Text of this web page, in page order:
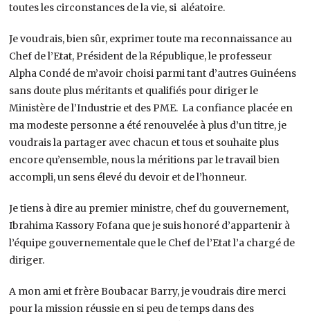
toutes les circonstances de la vie, si aléatoire.
Je voudrais, bien sûr, exprimer toute ma reconnaissance au
Chef de l’Etat, Président de la République, le professeur
Alpha Condé de m’avoir choisi parmi tant d’autres Guinéens
sans doute plus méritants et qualifiés pour diriger le
Ministère de l’Industrie et des PME. La confiance placée en
ma modeste personne a été renouvelée à plus d’un titre, je
voudrais la partager avec chacun et tous et souhaite plus
encore qu’ensemble, nous la méritions par le travail bien
accompli, un sens élevé du devoir et de l’honneur.
Je tiens à dire au premier ministre, chef du gouvernement,
Ibrahima Kassory Fofana que je suis honoré d’appartenir à
l’équipe gouvernementale que le Chef de l’Etat l’a chargé de
diriger.
A mon ami et frère Boubacar Barry, je voudrais dire merci
pour la mission réussie en si peu de temps dans des